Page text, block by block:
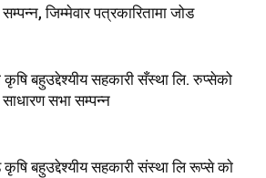
जिम्मेवार पत्रकारितामा जोड
कृषि बहुउद्देश्यीय सहकारी सँस्था लि. रुप्सेको
सभा सम्पन्न
कृषि बहुउद्देश्यीय सहकारी संस्था लि रूप्से काे